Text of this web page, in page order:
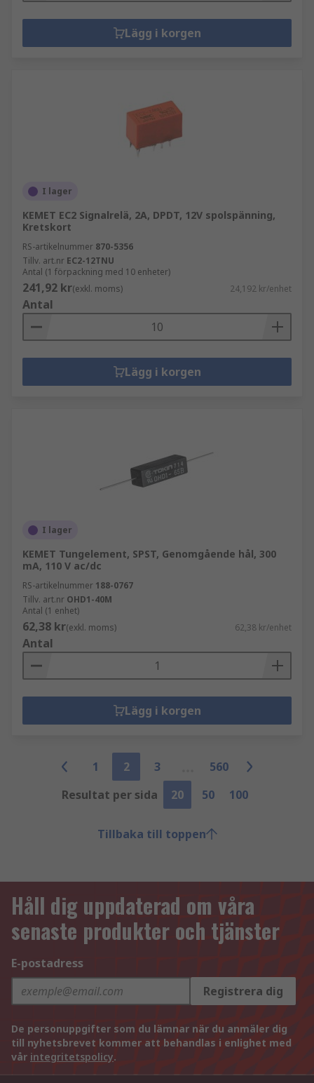
Lägg i korgen
I lager
KEMET EC2 Signalrelä, 2A, DPDT, 12V spolspänning,
Kretskort
RS-artikelnummer 870-5356
Tillv. art.nr EC2-12TNU
Antal (1 förpackning med 10 enheter)
241,92 kr(exkl. moms) 24,192 kr/enhet
Antal
Lägg i korgen
I lager
KEMET Tungelement, SPST, Genomgående hål, 300
mA, 110 V ac/dc
RS-artikelnummer 188-0767
Tillv. art.nr OHD1-40M
Antal (1 enhet)
62,38 kr(exkl. moms) 62,38 kr/enhet
Antal
Lägg i korgen
1 2 3
560
Resultat per sida
20 50 100
Tillbaka till toppen
Håll dig uppdaterad om våra
senaste produkter och tjänster
E-postadress
Registrera dig
De personuppgifter som du lämnar när du anmäler dig
till nyhetsbrevet kommer att behandlas i enlighet med
vår integritetspolicy.